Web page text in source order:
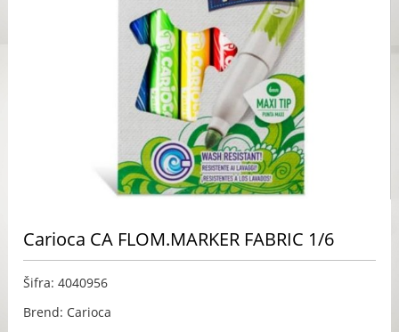
Carioca CA FLOM.MARKER FABRIC 1/6
Šifra: 4040956
Brend: Carioca